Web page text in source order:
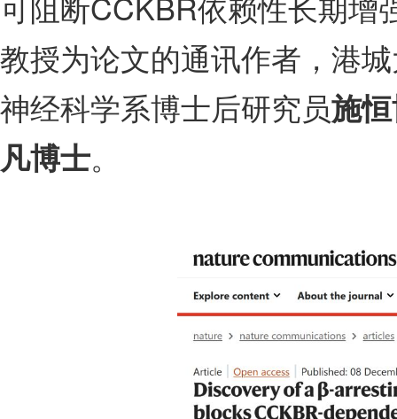
教授为论文的通讯作者，港
神经科学系博士后研究员施
凡博士。